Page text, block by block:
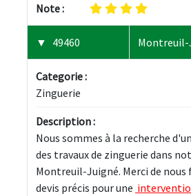
Note :
49460 Montreuil-
Categorie :
Zinguerie
Description :
Nous sommes à la recherche
des travaux de zinguerie dans
Montreuil-Juigné. Merci de nous
devis précis pour une